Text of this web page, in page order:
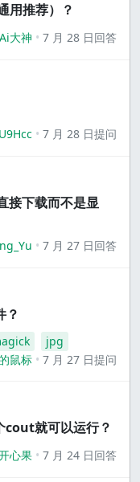
用推荐）？
Ai大神 7 月 28 日回答
7 月 28 日提问
接下载而不是显
7 月 27 日回答
？
jpg
鼠标
7 月 27 日提问
cout就可以运行？
心果 7 月 24 日回答